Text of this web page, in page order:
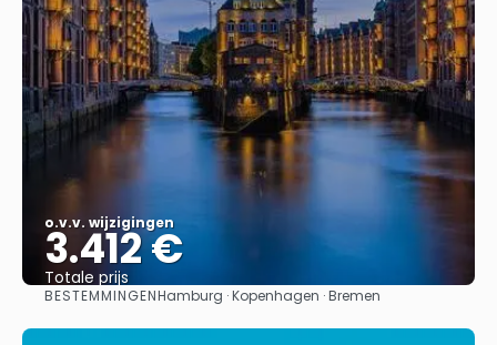
o.v.v. wijzigingen
3.412 €
Totale prijs
Bekijk
BESTEMMINGENHamburg · Kopenhagen · Bremen